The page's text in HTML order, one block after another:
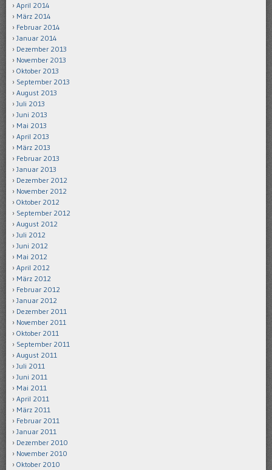
April 2014
März 2014
Februar 2014
Januar 2014
Dezember 2013
November 2013
Oktober 2013
September 2013
August 2013
Juli 2013
Juni 2013
Mai 2013
April 2013
März 2013
Februar 2013
Januar 2013
Dezember 2012
November 2012
Oktober 2012
September 2012
August 2012
Juli 2012
Juni 2012
Mai 2012
April 2012
März 2012
Februar 2012
Januar 2012
Dezember 2011
November 2011
Oktober 2011
September 2011
August 2011
Juli 2011
Juni 2011
Mai 2011
April 2011
März 2011
Februar 2011
Januar 2011
Dezember 2010
November 2010
Oktober 2010